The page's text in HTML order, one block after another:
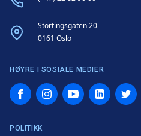
AddressStortingsgaten 20
0161 Oslo
HØYRE I SOSIALE MEDIER
FacebookInstagramYouTubeLinkedInTwitter
POLITIKK